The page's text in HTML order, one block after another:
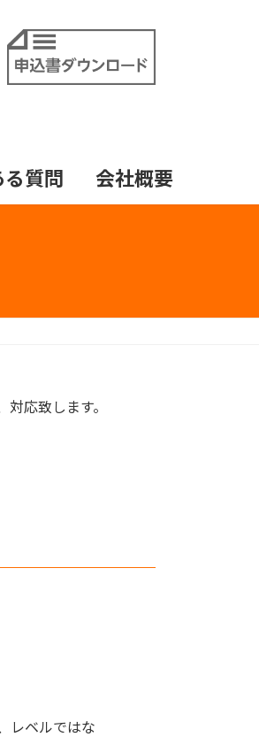
る質問 会社概要
応致します。
レベルではな